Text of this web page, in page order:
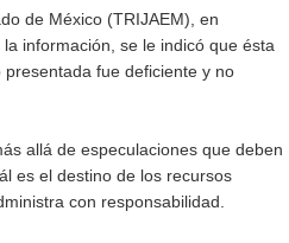
de México (TRIJAEM), en
información, se le indicó que ésta
fue deficiente y no
allá de especulaciones que deben
es el destino de los recursos
con responsabilidad.